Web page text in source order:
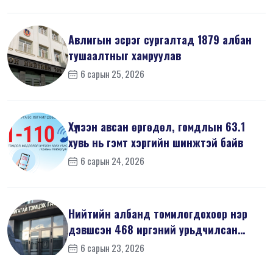
Авлигын эсрэг сургалтад 1879 албан
тушаалтныг хамруулав
6 сарын 25, 2026
Хүлээн авсан өргөдөл, гомдлын 63.1
хувь нь гэмт хэргийн шинжтэй байв
6 сарын 24, 2026
Нийтийн албанд томилогдохоор нэр
дэвшсэн 468 иргэний урьдчилсан
мэдүүл...
6 сарын 23, 2026